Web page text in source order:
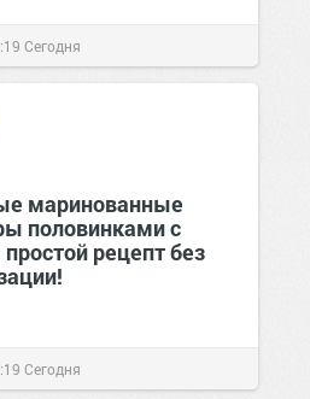
Сегодня
маринованные
половинками с
рецепт без
Сегодня